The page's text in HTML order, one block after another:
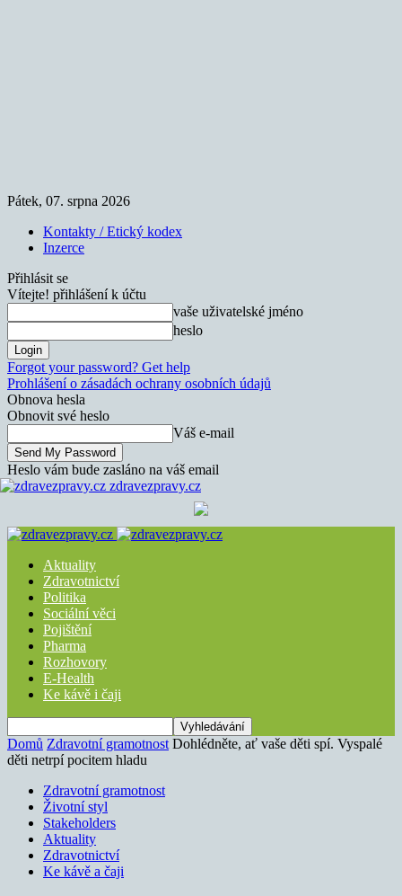
Pátek, 07. srpna 2026
Kontakty / Etický kodex
Inzerce
Přihlásit se
Vítejte! přihlášení k účtu
vaše uživatelské jméno
heslo
Forgot your password? Get help
Prohlášení o zásadách ochrany osobních údajů
Obnova hesla
Obnovit své heslo
Váš e-mail
Heslo vám bude zasláno na váš email
zdravezpravy.cz
Aktuality
Zdravotnictví
Politika
Sociální věci
Pojištění
Pharma
Rozhovory
E-Health
Ke kávě i čaji
Domů Zdravotní gramotnost Dohlédněte, ať vaše děti spí. Vyspalé
děti netrpí pocitem hladu
Zdravotní gramotnost
Životní styl
Stakeholders
Aktuality
Zdravotnictví
Ke kávě a čaji